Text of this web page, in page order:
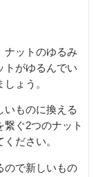
ナットのゆるみ
トがゆるんでい
ょう。
いものに換える
繋ぐ2つのナット
ださい。
ので新しいもの